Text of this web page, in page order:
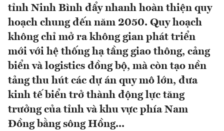
tỉnh Ninh Bình đẩy nhanh hoàn thiện quy
hoạch chung đến năm 2050. Quy hoạch
không chỉ mở ra không gian phát triển
mới với hệ thống hạ tầng giao thông, cảng
biển và logistics đồng bộ, mà còn tạo nền
tảng thu hút các dự án quy mô lớn, đưa
kinh tế biển trở thành động lực tăng
trưởng của tỉnh và khu vực phía Nam
Đồng bằng sông Hồng...